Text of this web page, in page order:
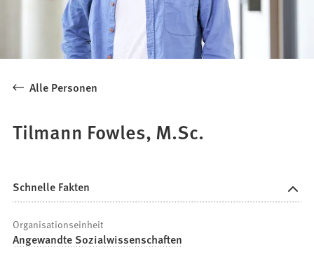
Alle Personen
Tilmann Fowles, M.Sc.
Schnelle Fakten
Organisationseinheit
Angewandte Sozialwissenschaften